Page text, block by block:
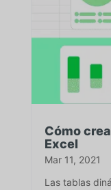
Cómo
Excel
Mar 11, 2021
Las tablas